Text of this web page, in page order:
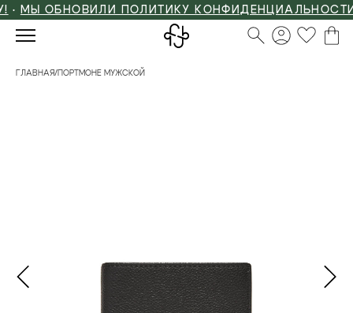
ОБНОВИЛИ ПОЛИТИКУ КОНФИДЕНЦИАЛЬНОСТИ
ГЛАВНАЯ/ ПОРТМОНЕ МУЖСКОЙ